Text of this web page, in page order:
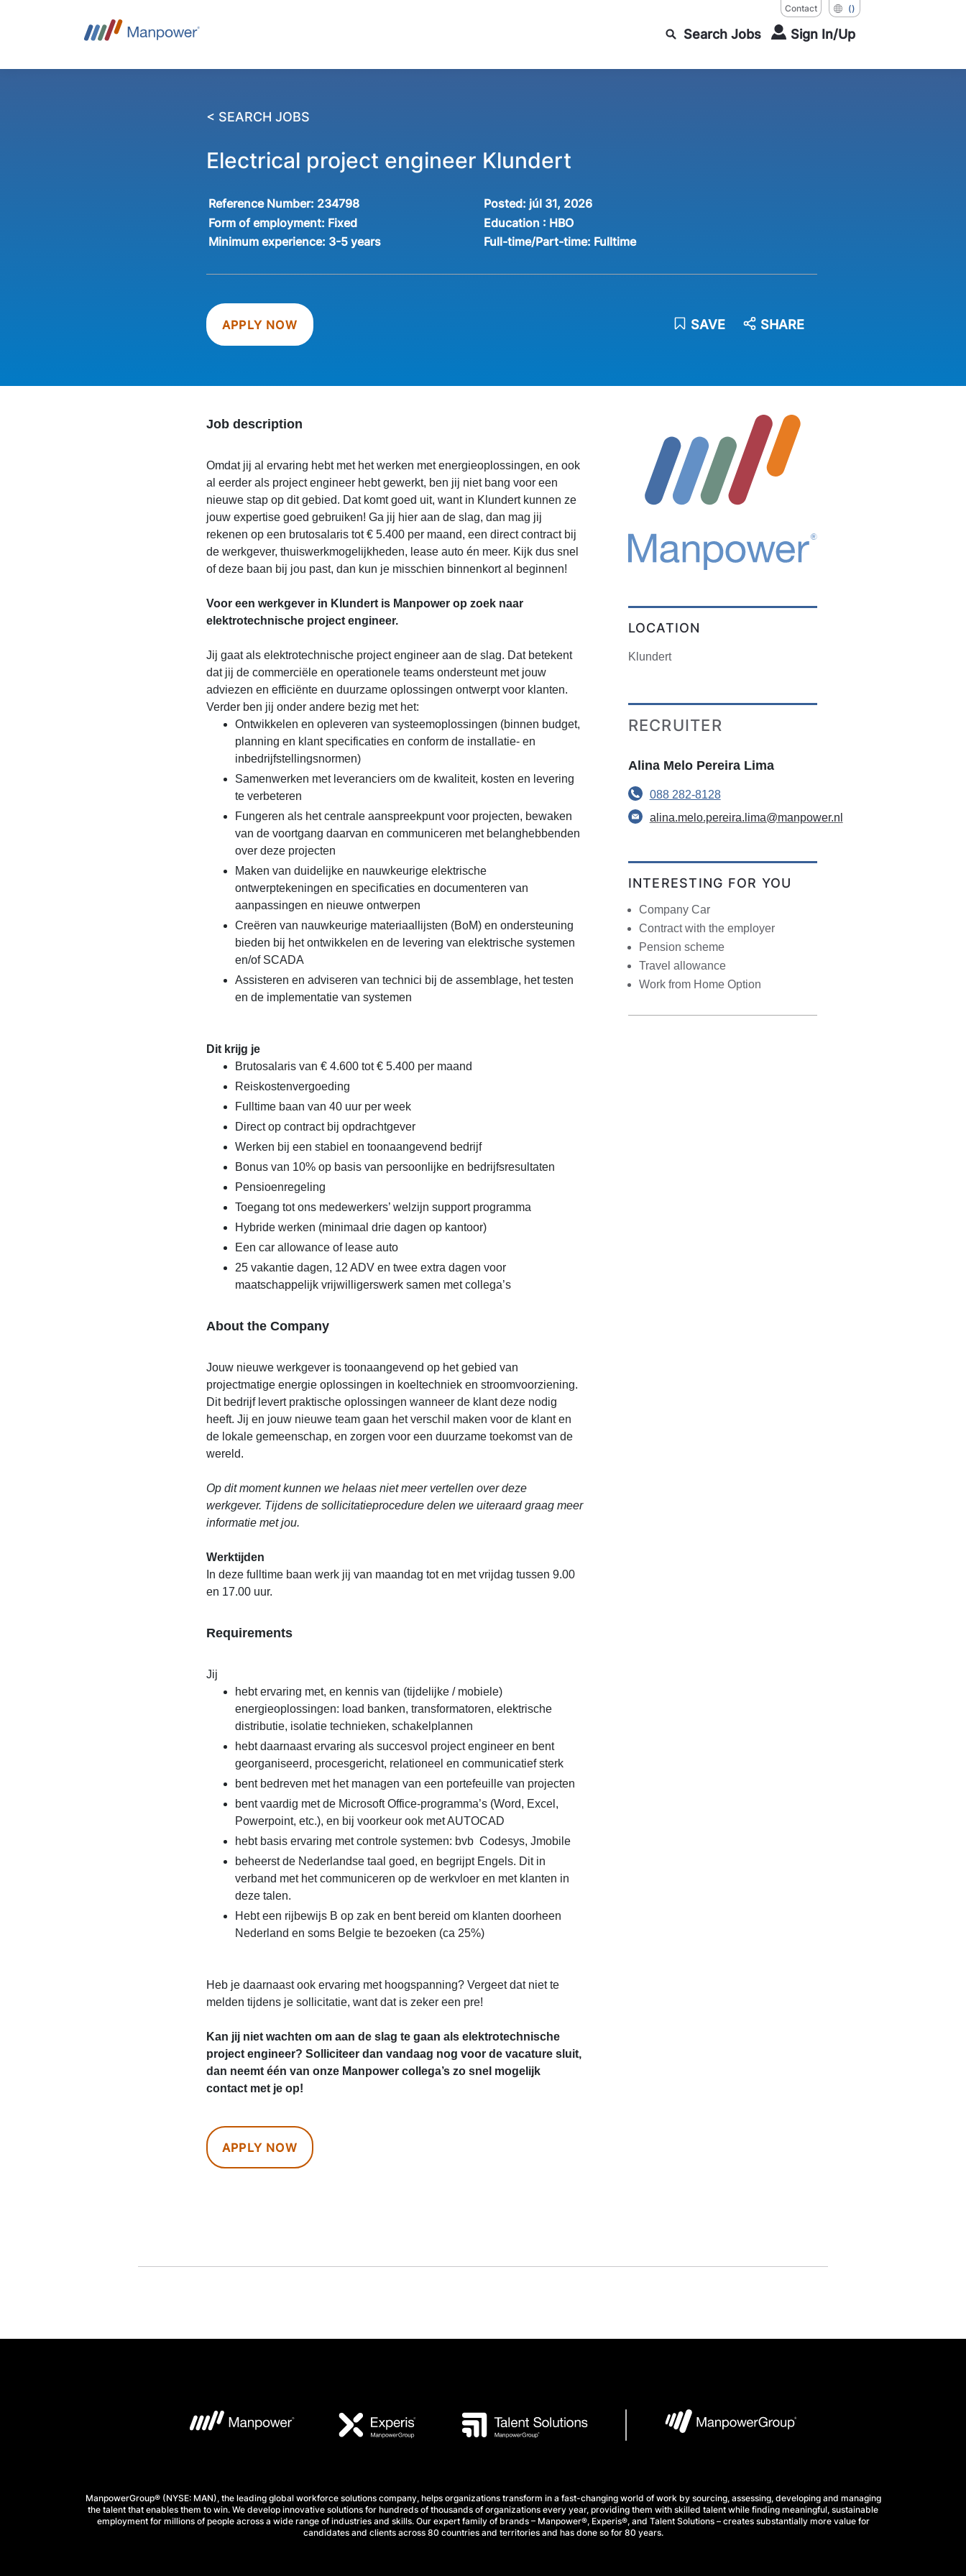
Contact ()
Search Jobs Sign In/Up
< SEARCH JOBS
Electrical project engineer Klundert
Reference Number: 234798 Posted: júl 31, 2026
Form of employment: Fixed Education : HBO
Minimum experience: 3-5 years Full-time/Part-time: Fulltime
APPLY NOW SAVE SHARE
Job description
Omdat jij al ervaring hebt met het werken met energieoplossingen, en ook
al eerder als project engineer hebt gewerkt, ben jij niet bang voor een
nieuwe stap op dit gebied. Dat komt goed uit, want in Klundert kunnen ze
jouw expertise goed gebruiken! Ga jij hier aan de slag, dan mag jij
rekenen op een brutosalaris tot € 5.400 per maand, een direct contract bij
de werkgever, thuiswerkmogelijkheden, lease auto én meer. Kijk dus snel
of deze baan bij jou past, dan kun je misschien binnenkort al beginnen!
Voor een werkgever in Klundert is Manpower op zoek naar
elektrotechnische project engineer.
Jij gaat als elektrotechnische project engineer aan de slag. Dat betekent
dat jij de commerciële en operationele teams ondersteunt met jouw
adviezen en efficiënte en duurzame oplossingen ontwerpt voor klanten.
Verder ben jij onder andere bezig met het:
Ontwikkelen en opleveren van systeemoplossingen (binnen budget,
planning en klant specificaties en conform de installatie- en
inbedrijfstellingsnormen)
Samenwerken met leveranciers om de kwaliteit, kosten en levering
te verbeteren
Fungeren als het centrale aanspreekpunt voor projecten, bewaken
van de voortgang daarvan en communiceren met belanghebbenden
over deze projecten
Maken van duidelijke en nauwkeurige elektrische
ontwerptekeningen en specificaties en documenteren van
aanpassingen en nieuwe ontwerpen
Creëren van nauwkeurige materiaallijsten (BoM) en ondersteuning
bieden bij het ontwikkelen en de levering van elektrische systemen
en/of SCADA
Assisteren en adviseren van technici bij de assemblage, het testen
en de implementatie van systemen
Dit krijg je
Brutosalaris van € 4.600 tot € 5.400 per maand
Reiskostenvergoeding
Fulltime baan van 40 uur per week
Direct op contract bij opdrachtgever
Werken bij een stabiel en toonaangevend bedrijf
Bonus van 10% op basis van persoonlijke en bedrijfsresultaten
Pensioenregeling
Toegang tot ons medewerkers’ welzijn support programma
Hybride werken (minimaal drie dagen op kantoor)
Een car allowance of lease auto
25 vakantie dagen, 12 ADV en twee extra dagen voor
maatschappelijk vrijwilligerswerk samen met collega’s
About the Company
Jouw nieuwe werkgever is toonaangevend op het gebied van
projectmatige energie oplossingen in koeltechniek en stroomvoorziening.
Dit bedrijf levert praktische oplossingen wanneer de klant deze nodig
heeft. Jij en jouw nieuwe team gaan het verschil maken voor de klant en
de lokale gemeenschap, en zorgen voor een duurzame toekomst van de
wereld.
Op dit moment kunnen we helaas niet meer vertellen over deze
werkgever. Tijdens de sollicitatieprocedure delen we uiteraard graag meer
informatie met jou.
Werktijden
In deze fulltime baan werk jij van maandag tot en met vrijdag tussen 9.00
en 17.00 uur.
Requirements
Jij
hebt ervaring met, en kennis van (tijdelijke / mobiele)
energieoplossingen: load banken, transformatoren, elektrische
distributie, isolatie technieken, schakelplannen
hebt daarnaast ervaring als succesvol project engineer en bent
georganiseerd, procesgericht, relationeel en communicatief sterk
bent bedreven met het managen van een portefeuille van projecten
bent vaardig met de Microsoft Office-programma’s (Word, Excel,
Powerpoint, etc.), en bij voorkeur ook met AUTOCAD
hebt basis ervaring met controle systemen: bvb Codesys, Jmobile
beheerst de Nederlandse taal goed, en begrijpt Engels. Dit in
verband met het communiceren op de werkvloer en met klanten in
deze talen.
Hebt een rijbewijs B op zak en bent bereid om klanten doorheen
Nederland en soms Belgie te bezoeken (ca 25%)
Heb je daarnaast ook ervaring met hoogspanning? Vergeet dat niet te
melden tijdens je sollicitatie, want dat is zeker een pre!
Kan jij niet wachten om aan de slag te gaan als elektrotechnische
project engineer? Solliciteer dan vandaag nog voor de vacature sluit,
dan neemt één van onze Manpower collega’s zo snel mogelijk
contact met je op!
APPLY NOW
LOCATION
Klundert
RECRUITER
Alina Melo Pereira Lima
088 282-8128
alina.melo.pereira.lima@manpower.nl
INTERESTING FOR YOU
Company Car
Contract with the employer
Pension scheme
Travel allowance
Work from Home Option
ManpowerGroup® (NYSE: MAN), the leading global workforce solutions company, helps organizations transform in a fast-changing world of work by sourcing, assessing, developing and managing
the talent that enables them to win. We develop innovative solutions for hundreds of thousands of organizations every year, providing them with skilled talent while finding meaningful, sustainable
employment for millions of people across a wide range of industries and skills. Our expert family of brands – Manpower®, Experis®, and Talent Solutions – creates substantially more value for
candidates and clients across 80 countries and territories and has done so for 80 years.